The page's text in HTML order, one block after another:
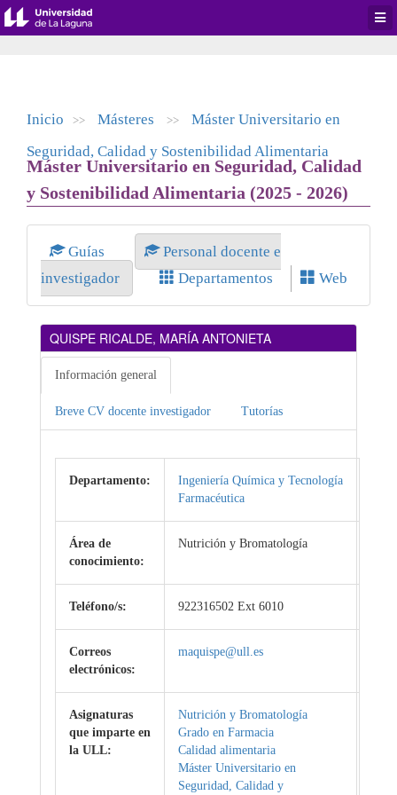
Inicio >> Másteres >>
Máster Universitario en
Seguridad, Calidad y Sostenibilidad Alimentaria
Máster Universitario en Seguridad, Calidad
y Sostenibilidad Alimentaria (2025 - 2026)
Guías
Personal docente e
investigador
Departamentos Web
QUISPE RICALDE, MARÍA ANTONIETA
Información general
Breve CV docente investigador Tutorías
Departamento:
Ingeniería Química y Tecnología
Farmacéutica
Área de
conocimiento:
Nutrición y Bromatología
Teléfono/s: 922316502 Ext 6010
Correos
electrónicos:
maquispe@ull.es
Asignaturas
que imparte en
la ULL:
Nutrición y Bromatología
Grado en Farmacia
Calidad alimentaria
Máster Universitario en
Seguridad, Calidad y